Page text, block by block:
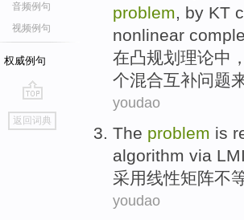
音频例句
视频例句
权威例句
go
top
返回词典
problem, by KT
nonlinear
在凸规划 理论中，
个混合互补问题
youdao
The problem is
algorithm via LMI
采用线性矩阵不
youdao